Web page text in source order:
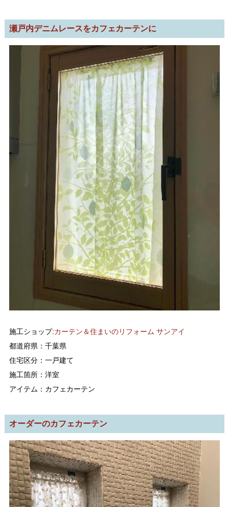
瀬戸内デニムレースをカフェカーテンに
施工ショップ:カーテン＆住まいのリフォーム サンアイ
都道府県：千葉県
住宅区分：一戸建て
施工箇所：洋室
アイテム：カフェカーテン
オーダーのカフェカーテン